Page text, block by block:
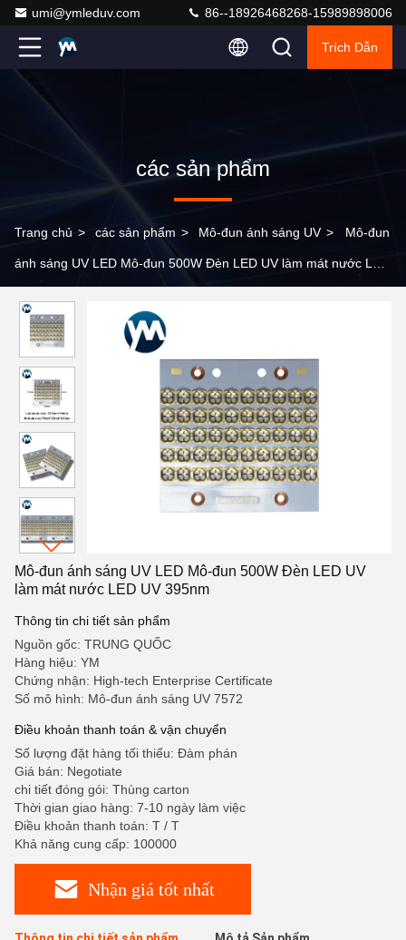
umi@ymleduv.com 86--18926468268-15989898006
Trích Dẫn
các sản phẩm
Trang chủ > các sản phẩm > Mô-đun ánh sáng UV > Mô-đun
ánh sáng UV LED Mô-đun 500W Đèn LED UV làm mát nước LED
Mô-đun ánh sáng UV LED Mô-đun 500W Đèn LED UV
làm mát nước LED UV 395nm
Thông tin chi tiết sản phẩm
Nguồn gốc: TRUNG QUỐC
Hàng hiệu: YM
Chứng nhận: High-tech Enterprise Certificate
Số mô hình: Mô-đun ánh sáng UV 7572
Điều khoản thanh toán & vận chuyển
Số lượng đặt hàng tối thiểu: Đàm phán
Giá bán: Negotiate
chi tiết đóng gói: Thùng carton
Thời gian giao hàng: 7-10 ngày làm việc
Điều khoản thanh toán: T / T
Khả năng cung cấp: 100000
Nhận giá tốt nhất